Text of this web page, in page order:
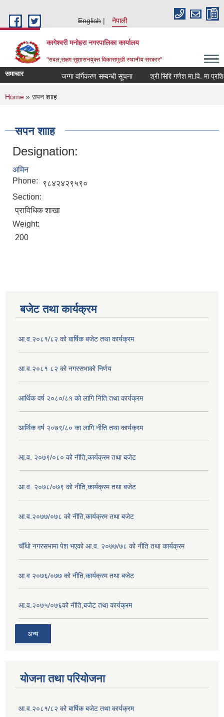
English
नेपाली
कागेश्वरी मनोहरा नगरपालिका कार्यालय
"सबल,सक्षम सुशासनयुक्त विकासमुखी स्थानीय सरकार"
समाचार जग्गा वर्गिकरण सम्बन्धी सूचना श्री सिद्दि गणेश मा.वि. मा
You are here
Home » सपन शााह
सपन शााह
Designation:
अमिन
Phone:
९८४२४२९५९०
Section:
प्राविधिक शाखा
Weight:
200
बजेट तथा कार्यक्रम
आ.व.२०८१/८२ को बार्षिक बजेट तथा कार्यक्रम
आ.व.२०८१ ८२ को नगरसभाको निर्णय
आर्थिक वर्ष २०८०/८१ को लागि निति तथा कार्यक्रम
आर्थिक वर्ष २०७९/८० का लागि नीति तथा कार्यक्रम
आ.व. २०७९/०८० को नीति,कार्यक्रम तथा बजेट
आ.व. २०७८/०७९ को नीति,कार्यक्रम तथा बजेट
आ.व.२०७७/०७८ को नीति,कार्यक्रम तथा बजेट
चौँथो नगरसभामा पेश भएको आ.व. २०७७/७८ को नीति तथा कार्यक्रम
आ.व २०७६/०७७ को नीति,कार्यक्रम तथा बजेट
आ.व.२०७५/०७६को नीति,बजेट तथा कार्यक्रम
अन्य
योजना तथा परियोजना
आ.व.२०८१/८२ को बार्षिक बजेट तथा कार्यक्रम